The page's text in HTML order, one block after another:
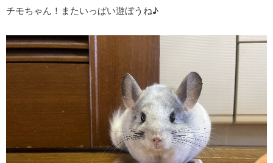
チモちゃん！またいっぱい遊ぼうね♪